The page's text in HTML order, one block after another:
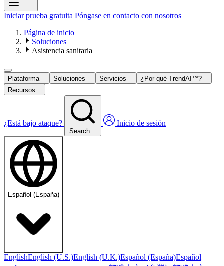
Iniciar prueba gratuita Póngase en contacto con nosotros
Página de inicio
Soluciones
Asistencia sanitaria
Plataforma Soluciones Servicios
¿Por qué TrendAI™?
Recursos
¿Está bajo ataque?
Search…
Inicio de sesión
Español (España)
EnglishEnglish (U.S.)English (U.K.)Español (España)Español